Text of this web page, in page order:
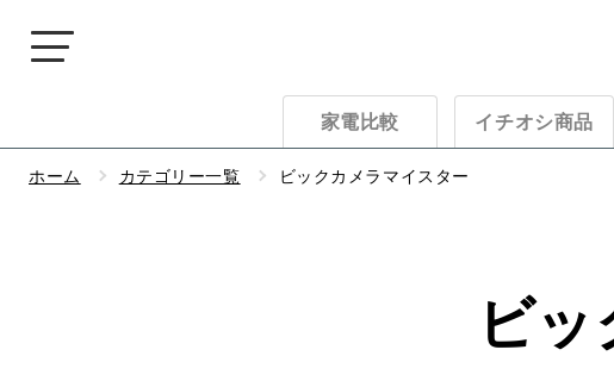
家電比較 イチオシ商品
ホーム カテゴリー一覧 ビックカメラマイスター
ビ